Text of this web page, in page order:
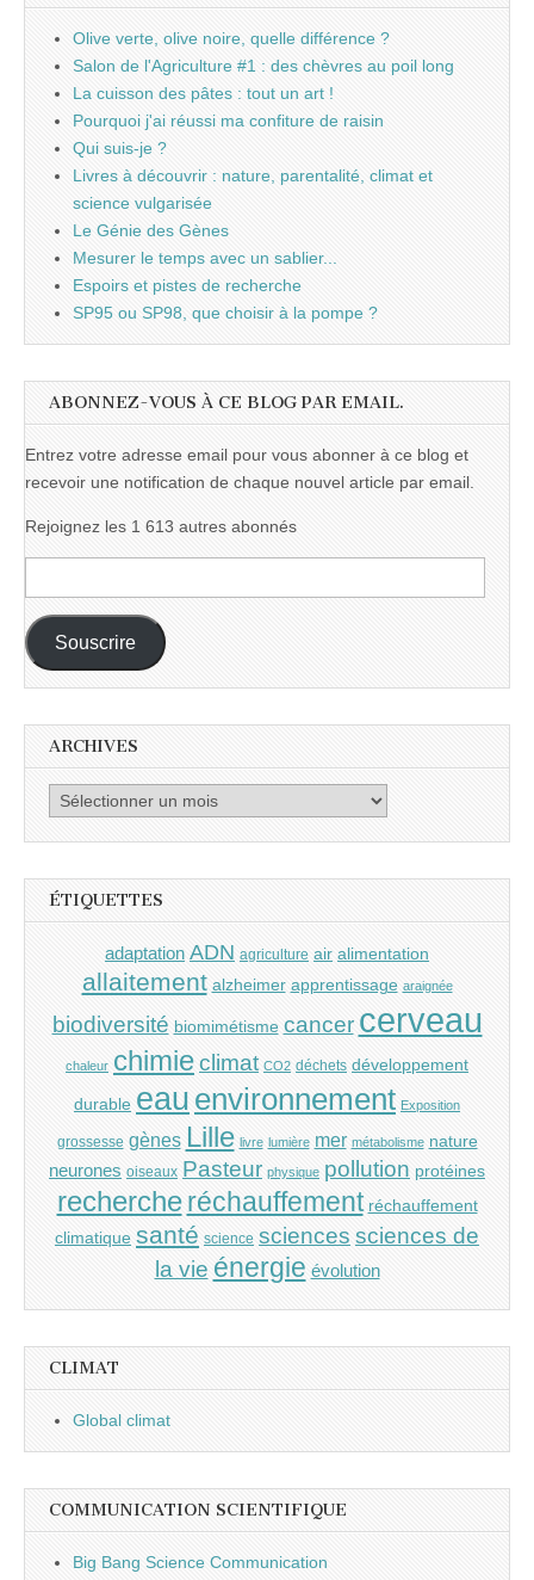
Olive verte, olive noire, quelle différence ?
Salon de l'Agriculture #1 : des chèvres au poil long
La cuisson des pâtes : tout un art !
Pourquoi j'ai réussi ma confiture de raisin
Qui suis-je ?
Livres à découvrir : nature, parentalité, climat et
science vulgarisée
Le Génie des Gènes
Mesurer le temps avec un sablier...
Espoirs et pistes de recherche
SP95 ou SP98, que choisir à la pompe ?
ABONNEZ-VOUS À CE BLOG PAR EMAIL.
Entrez votre adresse email pour vous abonner à ce blog et
recevoir une notification de chaque nouvel article par email.
Rejoignez les 1 613 autres abonnés
e-
mail :
Souscrire
ARCHIVES
Archives
ÉTIQUETTES
adaptation ADN agriculture air alimentation
allaitement alzheimer apprentissage araignée
biodiversité biomimétisme cancer cerveau
chaleur chimieclimat CO2 déchets développement
durable eau environnement Exposition
grossesse gènes Lille livre lumière mer métabolisme nature
neurones oiseaux Pasteur physique pollution protéines
recherche réchauffement réchauffement
climatique santé science sciences sciences de
la vie énergie évolution
CLIMAT
Global climat
COMMUNICATION SCIENTIFIQUE
Big Bang Science Communication